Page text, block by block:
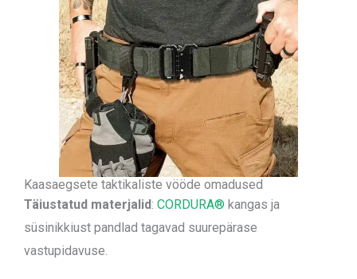
Kaasaegsete taktikaliste vööde omadused
Täiustatud materjalid: CORDURA® kangas ja
süsinikkiust pandlad tagavad suurepärase
vastupidavuse.